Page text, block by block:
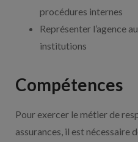
procédures internes
Représenter l’agence
institutions
Compétences
Pour exercer le métier de
assurances, il est nécessaire